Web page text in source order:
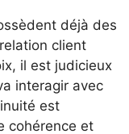
déjà des
client
il est judicieux
interagir avec
est
cohérence et